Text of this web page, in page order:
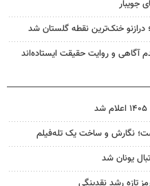
آگاهی و روایت حقیقت ایستاده‌اند
نگارش و ساخت یک تله‌فیلم
یونان شد
تازه رشد نقدینگی